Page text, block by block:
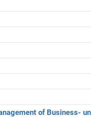
of Business-